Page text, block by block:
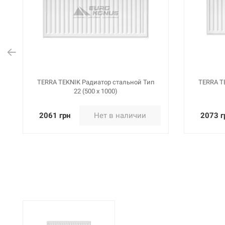
Артикул:
114861
TERRA
подключение
113925
TERRA
подключение
TERRA TEKNIK Радиатор стальной Тип
22 (500 x 1000)
2061 грн Нет в наличии
TERRA
2073